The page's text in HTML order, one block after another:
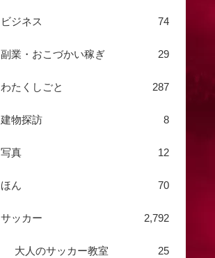
ビジネス 74
副業・おこづかい稼ぎ 29
わたくしごと 287
建物探訪 8
写真 12
ほん 70
サッカー 2,792
大人のサッカー教室 25